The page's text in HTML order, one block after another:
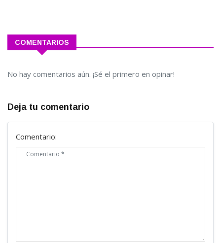
COMENTARIOS
No hay comentarios aún. ¡Sé el primero en opinar!
Deja tu comentario
Comentario: